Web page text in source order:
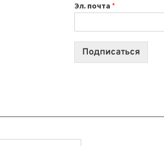
2026:
10
Эл. почта *
Подписаться